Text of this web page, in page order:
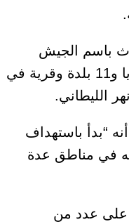
باسم الجيش
الإسرائيلي إنذار إخلاء شمل زلايا و11 بلدة وقرية في
الليطاني.
“بدأ باستهداف
في مناطق عدة
على عدد من